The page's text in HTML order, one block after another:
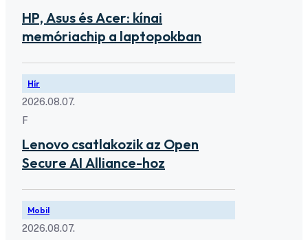
HP, Asus és Acer: kínai
memóriachip a laptopokban
Hír
2026.08.07.
F
Lenovo csatlakozik az Open
Secure AI Alliance-hoz
Mobil
2026.08.07.